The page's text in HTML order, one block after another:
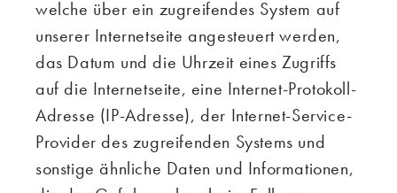
welche über ein zugreifendes System auf
unserer Internetseite angesteuert werden,
das Datum und die Uhrzeit eines Zugriffs
auf die Internetseite, eine Internet-Protokoll-
Adresse (IP-Adresse), der Internet-Service-
Provider des zugreifenden Systems und
sonstige ähnliche Daten und Informationen,